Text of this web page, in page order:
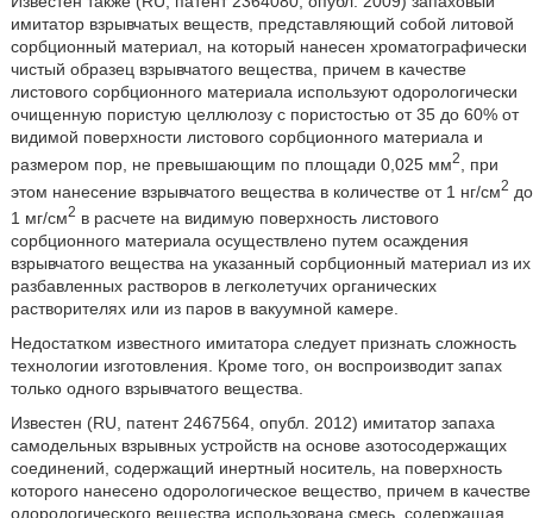
имитатор взрывчатых веществ, представляющий собой литовой
сорбционный материал, на который нанесен хроматографически
чистый образец взрывчатого вещества, причем в качестве
листового сорбционного материала используют одорологически
очищенную пористую целлюлозу с пористостью от 35 до 60% от
видимой поверхности листового сорбционного материала и
размером пор, не превышающим по площади 0,025 мм2
, при
этом нанесение взрывчатого вещества в количестве от 1 нг/см2 до
1 мг/см2 в расчете на видимую поверхность листового
сорбционного материала осуществлено путем осаждения
взрывчатого вещества на указанный сорбционный материал из их
разбавленных растворов в легколетучих органических
растворителях или из паров в вакуумной камере.
Недостатком известного имитатора следует признать сложность
технологии изготовления. Кроме того, он воспроизводит запах
только одного взрывчатого вещества.
Известен (RU, патент 2467564, опубл. 2012) имитатор запаха
самодельных взрывных устройств на основе азотосодержащих
соединений, содержащий инертный носитель, на поверхность
которого нанесено одорологическое вещество, причем в качестве
одорологического вещества использована смесь, содержащая